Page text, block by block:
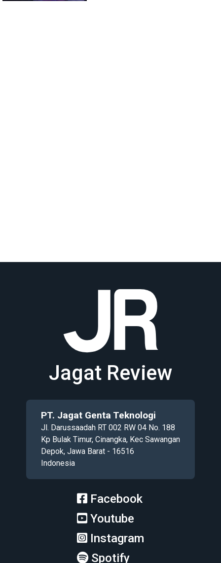
Jagat Review
PT. Jagat Genta Teknologi
Jl. Darussaadah RT 002 RW 04 No. 188
Kp Bulak Timur, Cinangka, Kec Sawangan
Depok, Jawa Barat - 16516
Indonesia
Facebook
Youtube
Instagram
Spotify